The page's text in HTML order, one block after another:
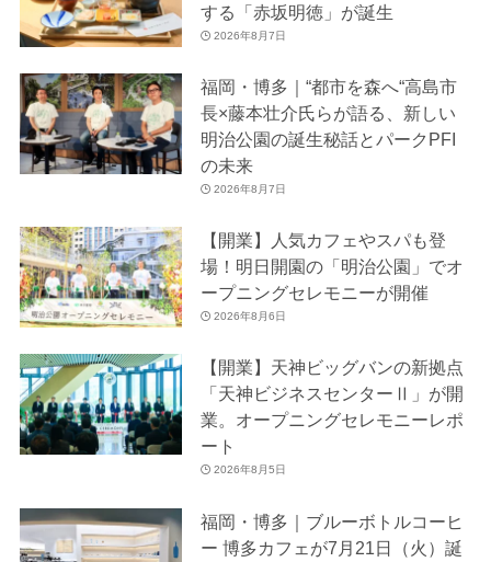
する「赤坂明徳」が誕生
2026年8月7日
福岡・博多｜“都市を森へ“高島市
長×藤本壮介氏らが語る、新しい
明治公園の誕生秘話とパークPFI
の未来
2026年8月7日
【開業】人気カフェやスパも登
場！明日開園の「明治公園」でオ
ープニングセレモニーが開催
2026年8月6日
【開業】天神ビッグバンの新拠点
「天神ビジネスセンターⅡ」が開
業。オープニングセレモニーレポ
ート
2026年8月5日
福岡・博多｜ブルーボトルコーヒ
ー 博多カフェが7月21日（火）誕